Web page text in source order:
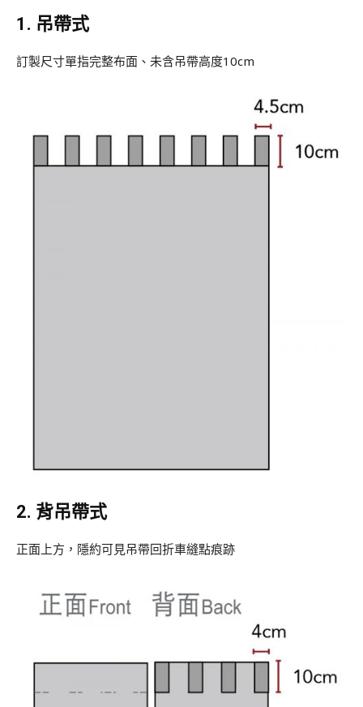
1. 吊帶式
訂製尺寸單指完整布面、未含吊帶高度10cm
2. 背吊帶式
正面上方，隱約可見吊帶回折車縫點痕跡